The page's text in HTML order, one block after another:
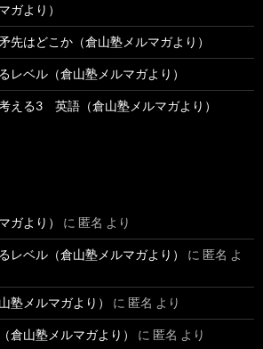
ガより）
先はどこか（倉山塾メルマガより）
レベル（倉山塾メルマガより）
える3 英語（倉山塾メルマガより）
ガより） に 匿名 より
レベル（倉山塾メルマガより） に 匿名 よ
塾メルマガより） に 匿名 より
倉山塾メルマガより） に 匿名 より